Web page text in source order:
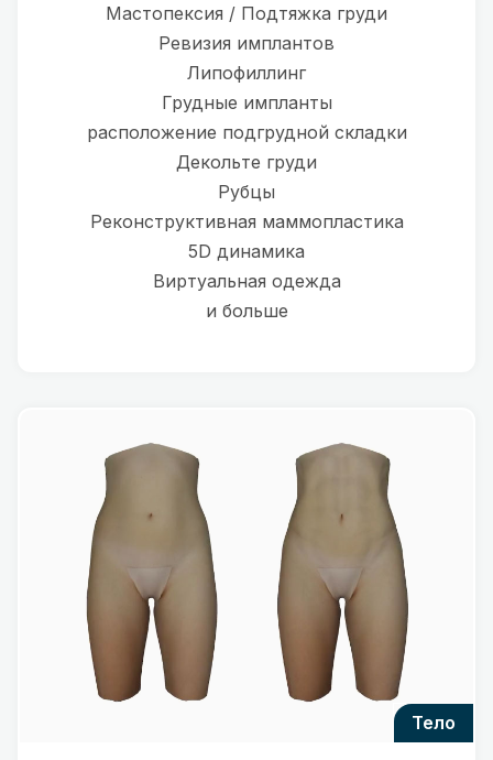
Мастопексия / Подтяжка груди
Ревизия имплантов
Липофиллинг
Грудные импланты
расположение подгрудной складки
Декольте груди
Рубцы
Реконструктивная маммопластика
5D динамика
Виртуальная одежда
и больше
тело